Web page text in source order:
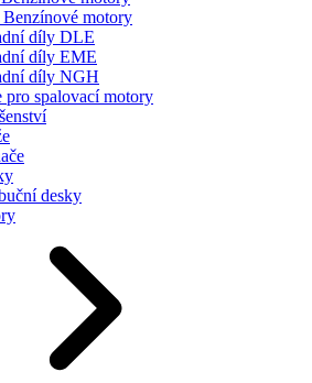
motory
díly DLE
díly EME
díly NGH
pro spalovací motory
desky